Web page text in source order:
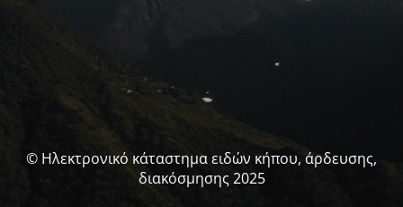
© Ηλεκτρονικό κάταστημα ειδών κήπου, άρδευσης,
διακόσμησης 2025